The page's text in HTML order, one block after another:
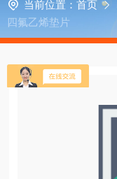
当前位置： 首页
四氟乙烯垫片